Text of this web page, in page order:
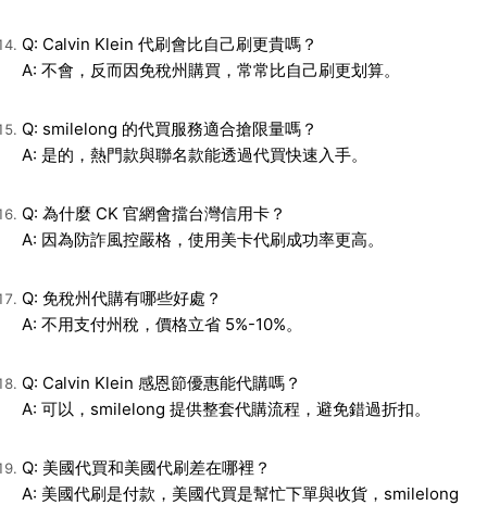
Q: Calvin Klein 代刷會比自己刷更貴嗎？
A: 不會，反而因免稅州購買，常常比自己刷更划算。
Q: smilelong 的代買服務適合搶限量嗎？
A: 是的，熱門款與聯名款能透過代買快速入手。
Q: 為什麼 CK 官網會擋台灣信用卡？
A: 因為防詐風控嚴格，使用美卡代刷成功率更高。
Q: 免稅州代購有哪些好處？
A: 不用支付州稅，價格立省 5%-10%。
Q: Calvin Klein 感恩節優惠能代購嗎？
A: 可以，smilelong 提供整套代購流程，避免錯過折扣。
Q: 美國代買和美國代刷差在哪裡？
A: 美國代刷是付款，美國代買是幫忙下單與收貨，smilelong